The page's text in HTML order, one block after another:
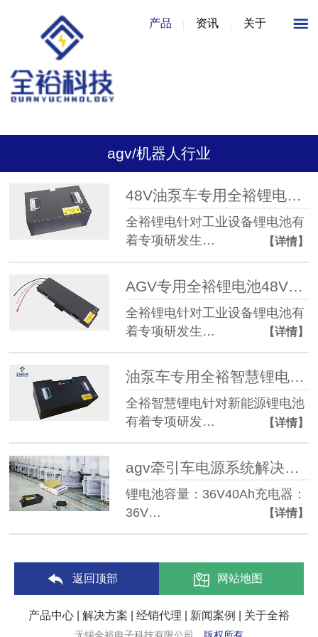
产品 资讯 关于
agv/机器人行业
48V油泵车专用全裕锂电池48V150AH
全裕锂电针对工业设备锂电池有
着专项研发生…
【详情】
AGV专用全裕锂电池48V100AH
全裕锂电针对工业设备锂电池有
着专项研发生…
【详情】
油泵车专用全裕智慧锂电池 72V210AH
全裕智慧锂电针对新能源锂电池
有着专项研发…
【详情】
agv牵引车电源系统解决方案
锂电池容量：36V40Ah充电器：
36V…
【详情】
返回顶部 网站地图
产品中心 解决方案 经销代理 新闻案例 关于全裕